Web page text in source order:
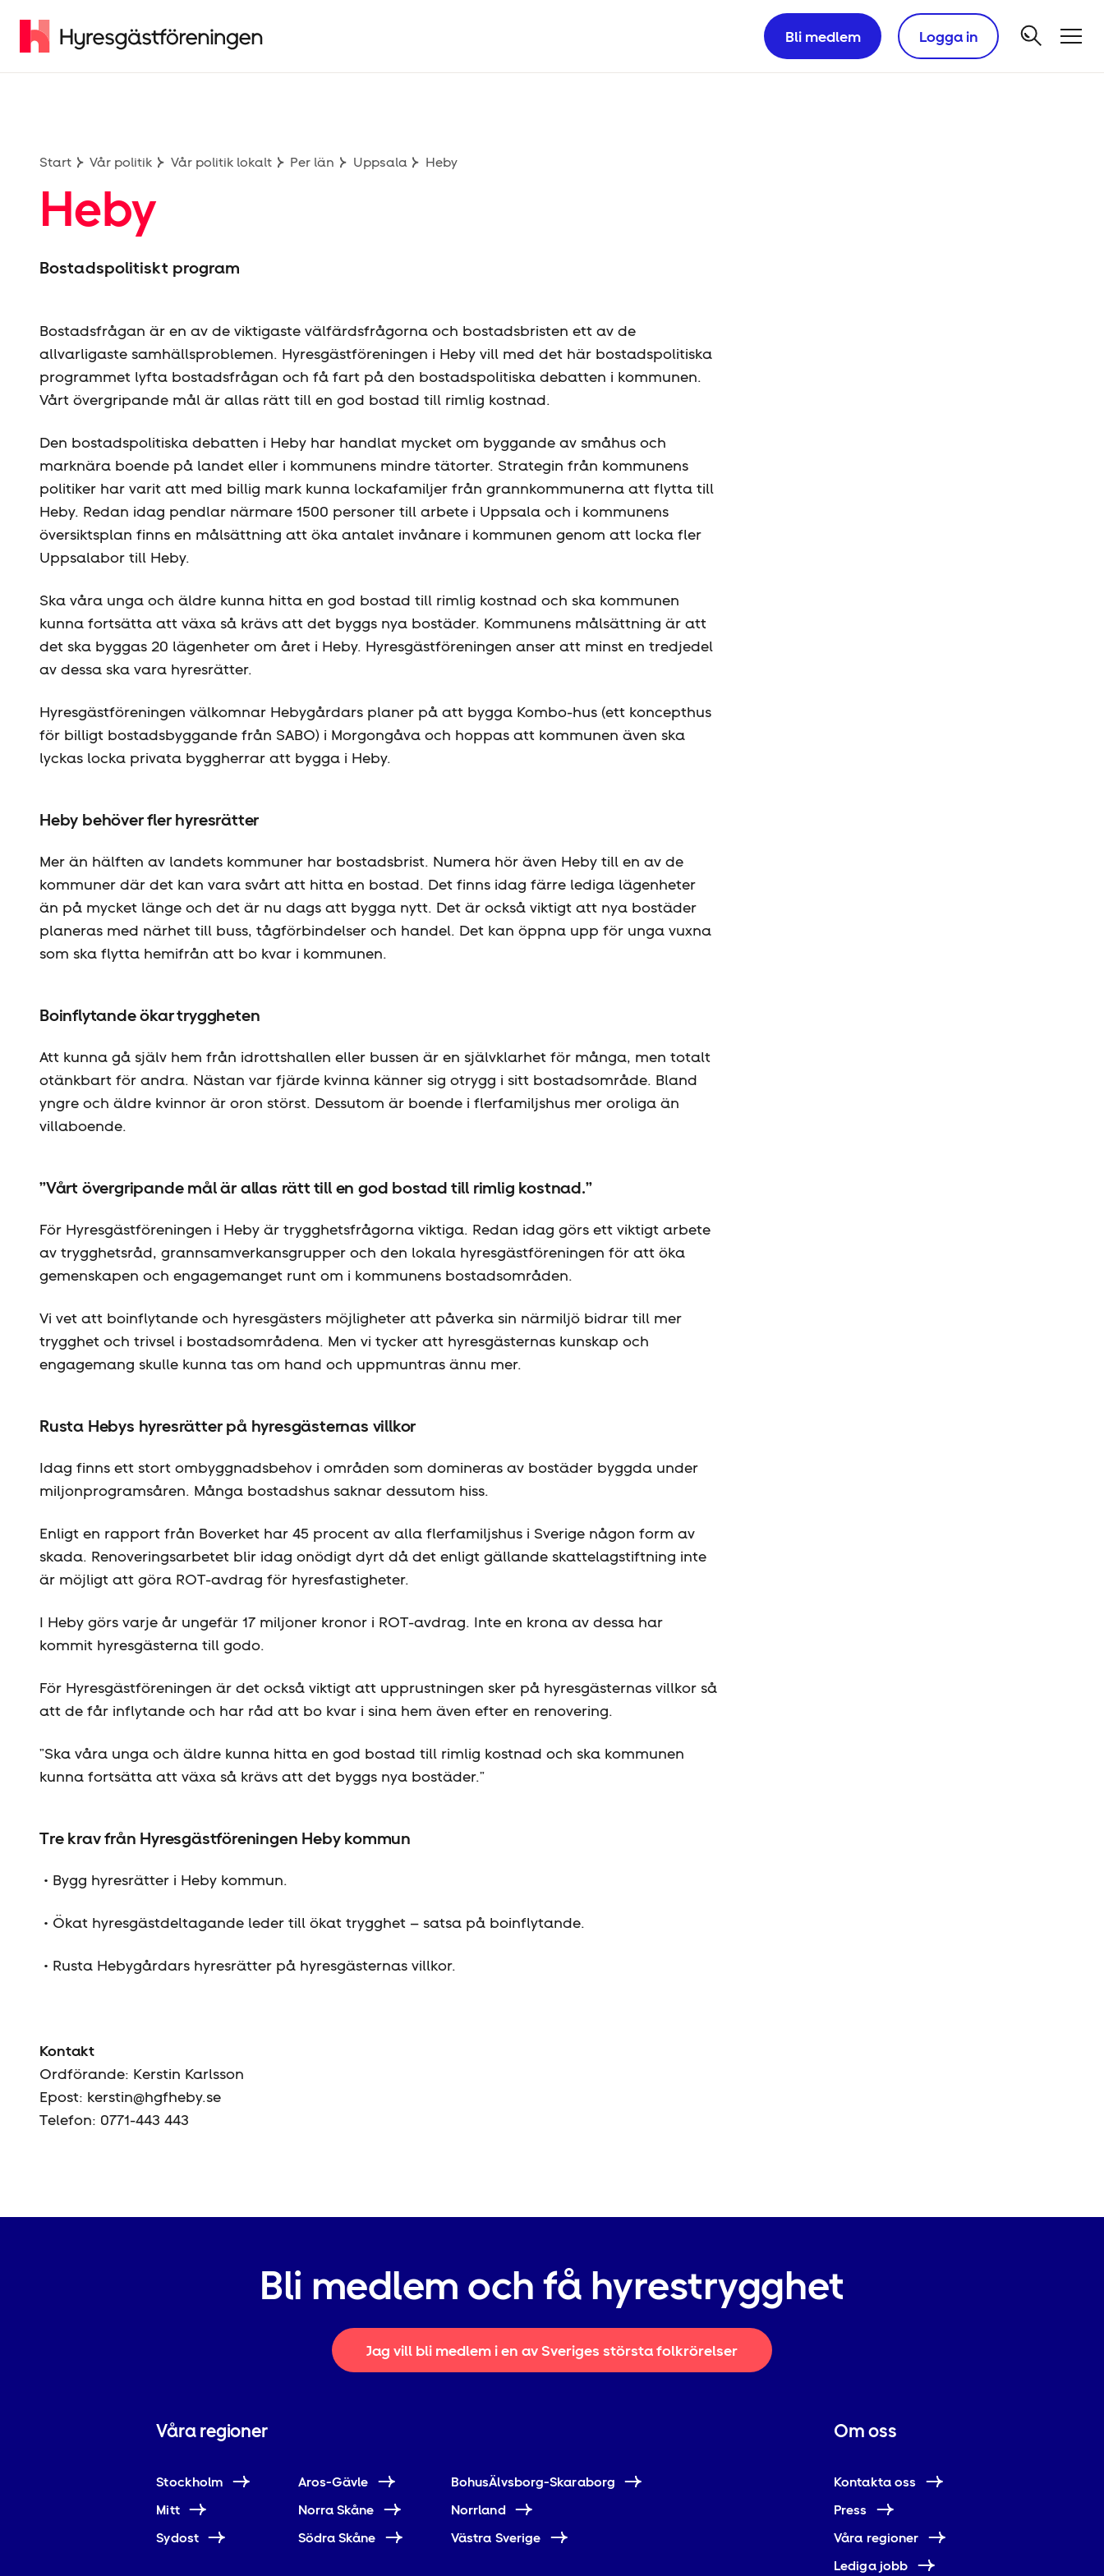
Bli medlem Logga in
Start Vår politik Vår politik lokalt Per län Uppsala Heby
Heby
Bostadspolitiskt program
Bostadsfrågan är en av de viktigaste välfärdsfrågorna och bostadsbristen ett av de
allvarligaste samhällsproblemen. Hyresgäst­föreningen i Heby vill med det här bostadspolitiska
programmet lyfta bostadsfrågan och få fart på den bostadspolitiska debatten i kommunen.
Vårt övergripande mål är allas rätt till en god bostad till rimlig kostnad.
Den bostadspolitiska debatten i Heby har handlat mycket om byggande av småhus och
marknära boende på landet eller i kommunens mindre tätorter. Strategin från kommunens
politiker har varit att med billig mark kunna lockafamiljer från grannkommunerna att flytta till
Heby. Redan idag pendlar närmare 1500 personer till arbete i Uppsala och i kommunens
översiktsplan finns en målsättning att öka antalet invånare i kommunen genom att locka fler
Uppsalabor till Heby.
Ska våra unga och äldre kunna hitta en god bostad till rimlig kostnad och ska kommunen
kunna fortsätta att växa så krävs att det byggs nya bostäder. Kommunens målsättning är att
det ska byggas 20 lägenheter om året i Heby. Hyresgäst­föreningen anser att minst en tredjedel
av dessa ska vara hyresrätter.
Hyresgäst­föreningen välkomnar Hebygårdars planer på att bygga Kombo-hus (ett koncepthus
för billigt bostadsbyggande från SABO) i Morgongåva och hoppas att kommunen även ska
lyckas locka privata byggherrar att bygga i Heby.
Heby behöver fler hyresrätter
Mer än hälften av landets kommuner har bostadsbrist. Numera hör även Heby till en av de
kommuner där det kan vara svårt att hitta en bostad. Det finns idag färre lediga lägenheter
än på mycket länge och det är nu dags att bygga nytt. Det är också viktigt att nya bostäder
planeras med närhet till buss, tågförbindelser och handel. Det kan öppna upp för unga vuxna
som ska flytta hemifrån att bo kvar i kommunen.
Boinflytande ökar tryggheten
Att kunna gå själv hem från idrottshallen eller bussen är en självklarhet för många, men totalt
otänkbart för andra. Nästan var fjärde kvinna känner sig otrygg i sitt bostadsområde. Bland
yngre och äldre kvinnor är oron störst. Dessutom är boende i flerfamiljshus mer oroliga än
villaboende.
”Vårt övergripande mål är allas rätt till en god bostad till rimlig kostnad.”
För Hyresgäst­föreningen i Heby är trygghetsfrågorna viktiga. Redan idag görs ett viktigt arbete
av trygghetsråd, grannsamverkansgrupper och den lokala hyresgäst­föreningen för att öka
gemenskapen och engagemanget runt om i kommunens bostadsområden.
Vi vet att boinflytande och hyresgästers möjligheter att påverka sin närmiljö bidrar till mer
trygghet och trivsel i bostadsområdena. Men vi tycker att hyresgästernas kunskap och
engagemang skulle kunna tas om hand och uppmuntras ännu mer.
Rusta Hebys hyresrätter på hyresgästernas villkor
Idag finns ett stort ombyggnadsbehov i områden som domineras av bostäder byggda under
miljonprogramsåren. Många bostadshus saknar dessutom hiss.
Enligt en rapport från Boverket har 45 procent av alla flerfamiljshus i Sverige någon form av
skada. Renoveringsarbetet blir idag onödigt dyrt då det enligt gällande skattelagstiftning inte
är möjligt att göra ROT-avdrag för hyresfastigheter.
I Heby görs varje år ungefär 17 miljoner kronor i ROT-avdrag. Inte en krona av dessa har
kommit hyresgästerna till godo.
För Hyresgäst­föreningen är det också viktigt att upprustningen sker på hyresgästernas villkor så
att de får inflytande och har råd att bo kvar i sina hem även efter en renovering.
”Ska våra unga och äldre kunna hitta en god bostad till rimlig kostnad och ska kommunen
kunna fortsätta att växa så krävs att det byggs nya bostäder.”
Tre krav från Hyresgäst­föreningen Heby kommun
• Bygg hyresrätter i Heby kommun.
• Ökat hyresgästdeltagande leder till ökat trygghet – satsa på boinflytande.
• Rusta Hebygårdars hyresrätter på hyresgästernas villkor.
Kontakt
Ordförande: Kerstin Karlsson
Epost: kerstin@hgfheby.se
Telefon: 0771-443 443
Bli medlem och få hyrestrygghet
Jag vill bli medlem i en av Sveriges största folkrörelser
Våra regioner
Stockholm Aros-Gävle
BohusÄlvsborg-Skaraborg
Mitt
Norra Skåne
Norrland
Sydost
Södra Skåne Västra Sverige
Om oss
Kontakta oss
Press
Våra regioner
Lediga jobb